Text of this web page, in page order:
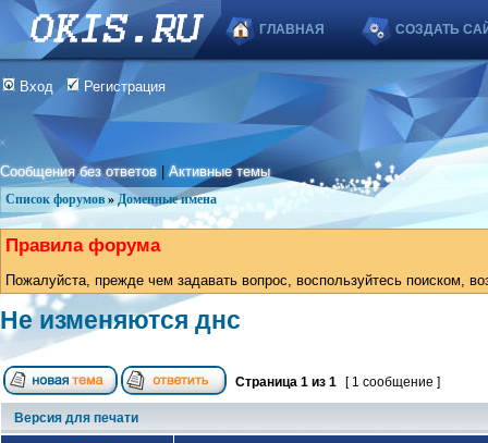
ГЛАВНАЯ СОЗДАТЬ
Вход Регистрация
Сообщения без ответов |Активные темы
Список форумов » Доменные имена
Правила форума
Пожалуйста, прежде чем задавать вопрос, воспользуйтесь поиском,
Не изменяются днс
Страница 1 из 1 [ 1 сообщение ]
Версия для печати